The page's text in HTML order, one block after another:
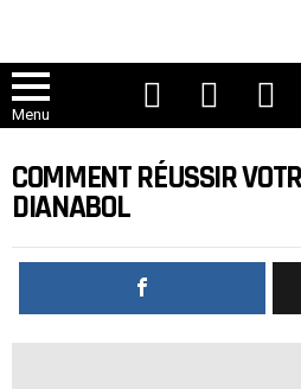
Menu
COMMENT RÉUSSIR
DIANABOL